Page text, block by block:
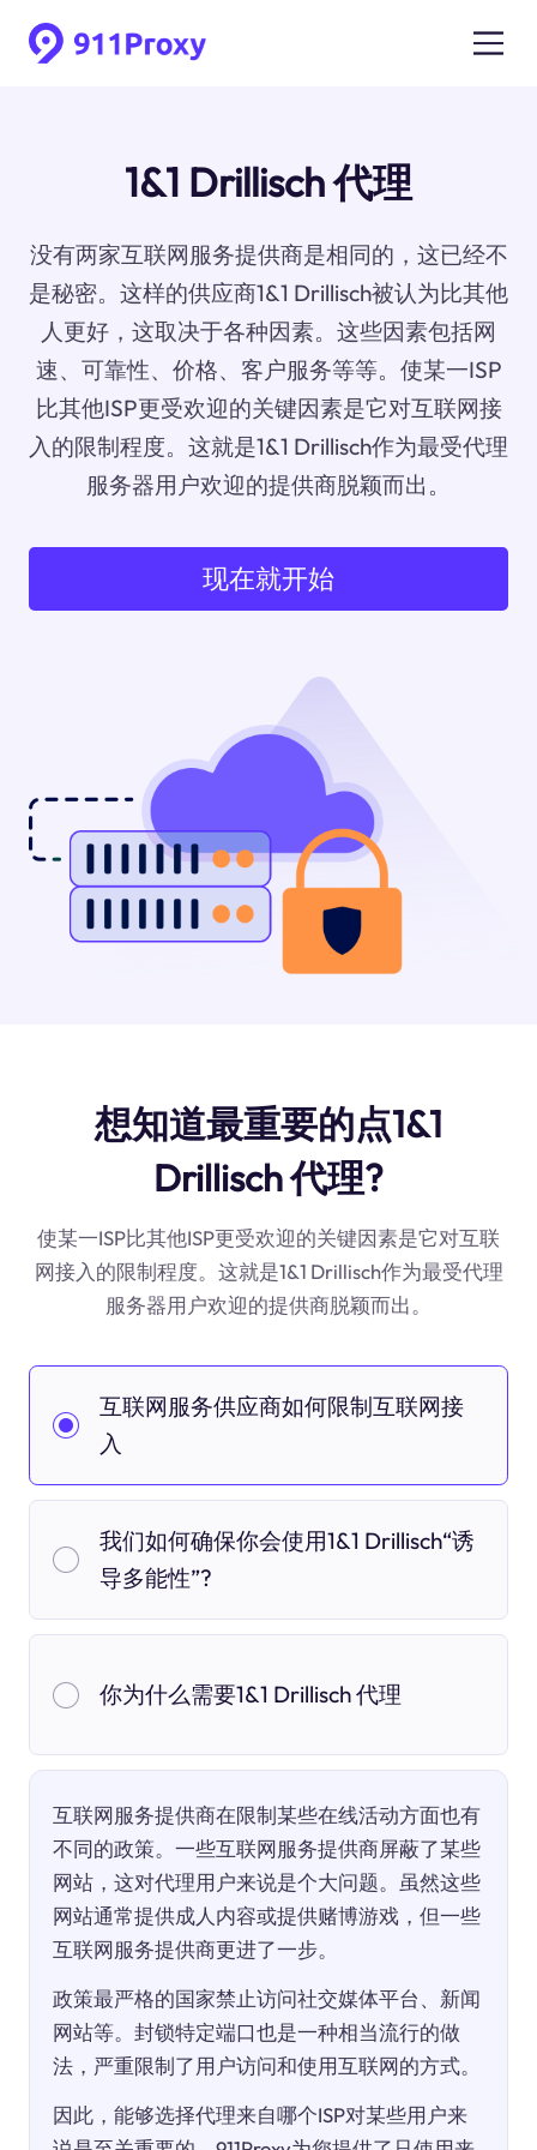
1&1 Drillisch 代理
没有两家互联网服务提供商是相同的，这已经不
是秘密。这样的供应商1&1 Drillisch被认为比其他
人更好，这取决于各种因素。这些因素包括网
速、可靠性、价格、客户服务等等。使某一ISP
比其他ISP更受欢迎的关键因素是它对互联网接
入的限制程度。这就是1&1 Drillisch作为最受代理
服务器用户欢迎的提供商脱颖而出。
现在就开始
想知道最重要的点1&1
Drillisch 代理?
使某一ISP比其他ISP更受欢迎的关键因素是它对互联
网接入的限制程度。这就是1&1 Drillisch作为最受代理
服务器用户欢迎的提供商脱颖而出。
互联网服务供应商如何限制互联网接
入
我们如何确保你会使用1&1 Drillisch“诱
导多能性”?
你为什么需要1&1 Drillisch 代理
互联网服务提供商在限制某些在线活动方面也有
不同的政策。一些互联网服务提供商屏蔽了某些
网站，这对代理用户来说是个大问题。虽然这些
网站通常提供成人内容或提供赌博游戏，但一些
互联网服务提供商更进了一步。
政策最严格的国家禁止访问社交媒体平台、新闻
网站等。封锁特定端口也是一种相当流行的做
法，严重限制了用户访问和使用互联网的方式。
因此，能够选择代理来自哪个ISP对某些用户来